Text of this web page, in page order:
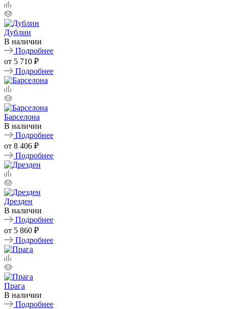
Дублин
В наличии
Подробнее
от 5 710 ₽
Подробнее
Барселона
В наличии
Подробнее
от 8 406 ₽
Подробнее
Дрезден
В наличии
Подробнее
от 5 860 ₽
Подробнее
Прага
В наличии
Подробнее